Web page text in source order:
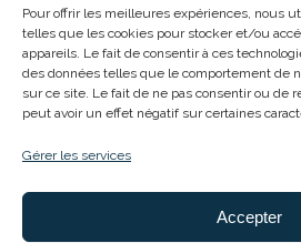
Pour offrir les meilleures expériences, nous
telles que les cookies pour stocker et/ou
appareils. Le fait de consentir à ces
des données telles que le comportement de
sur ce site. Le fait de ne pas consentir ou de
peut avoir un effet négatif sur certaines
Gérer les services
Accepter
Entreprise soutenue par :